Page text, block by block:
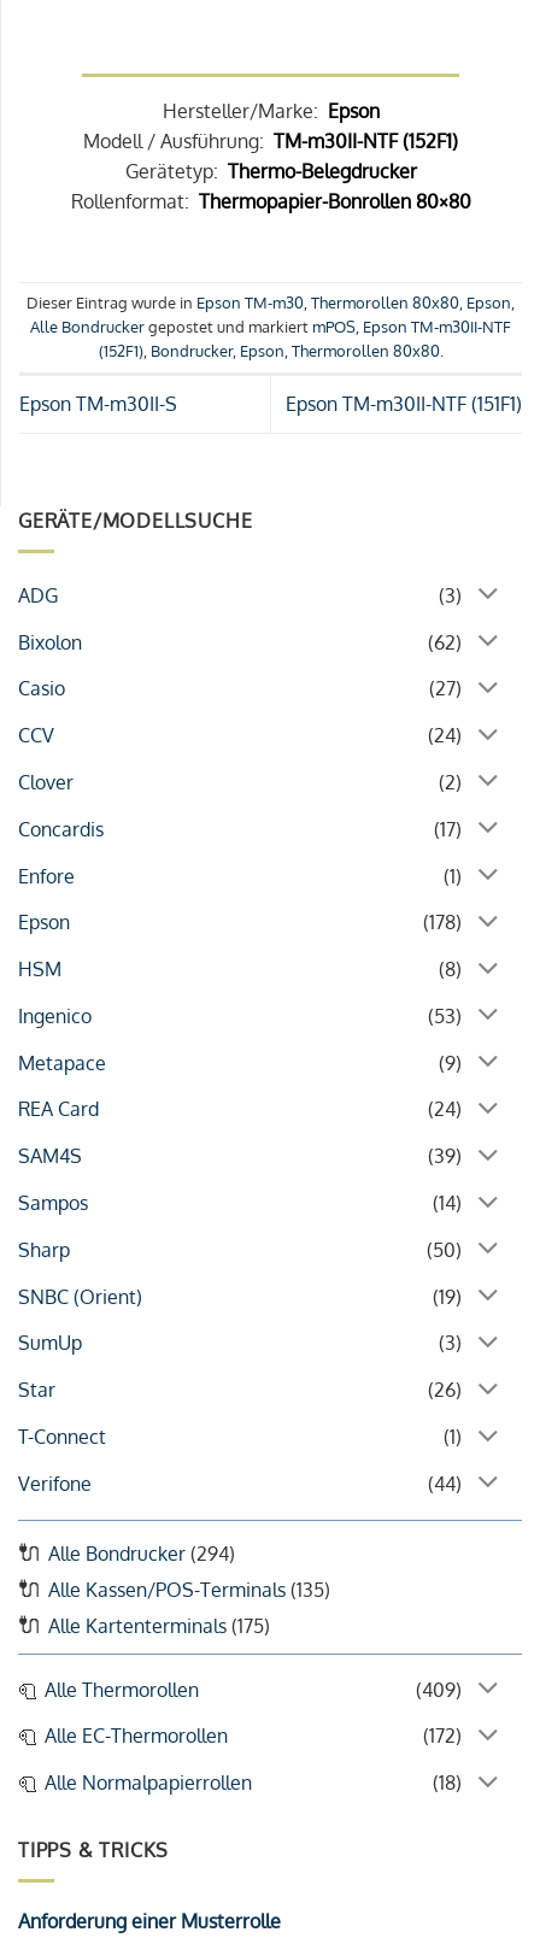
GERÄTE/MODELLSUCHE
ADG
(3)
Bixolon
(62)
Casio
(27)
CCV
(24)
Clover
(2)
Concardis
(17)
Enfore
(1)
Epson
(178)
HSM
(8)
Ingenico
(53)
Metapace
(9)
REA Card
(24)
SAM4S
(39)
Sampos
(14)
Sharp
(50)
SNBC (Orient)
(19)
SumUp
(3)
Star
(26)
T-Connect
(1)
Verifone
(44)
Alle Bondrucker (294)
Alle Kassen/POS-Terminals (135)
Alle Kartenterminals (175)
Alle Thermorollen
(409)
Alle EC-Thermorollen
(172)
Alle Normalpapierrollen
(18)
TIPPS & TRICKS
Anforderung einer Musterrolle
Hersteller/Marke: Epson
Modell / Ausführung: TM-m30II-NTF (152F1)
Gerätetyp: Thermo-Belegdrucker
Rollenformat: Thermopapier-Bonrollen 80×80
Dieser Eintrag wurde in Epson TM-m30,Thermorollen 80x80, Epson,
Alle Bondruckergepostet und markiertmPOS, Epson TM-m30II-NTF
(152F1), Bondrucker, Epson,Thermorollen 80x80.
Epson TM-m30II-S Epson TM-m30II-NTF (151F1)